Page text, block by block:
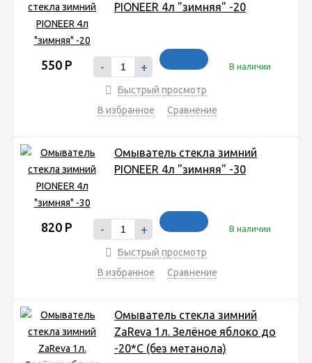
PIONEER 4л "зимняя" -20
550 Р - + В наличии
Быстрый просмотр
В избранное
Сравнение
Омыватель стекла зимний
PIONEER 4л "зимняя" -30
820 Р - + В наличии
Быстрый просмотр
В избранное
Сравнение
Омыватель стекла зимний
ZaReva 1л. Зелёное яблоко до
-20*С (без метанола)